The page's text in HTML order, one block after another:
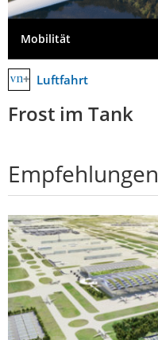
Mobilität
Luftfahrt
Frost im Tank